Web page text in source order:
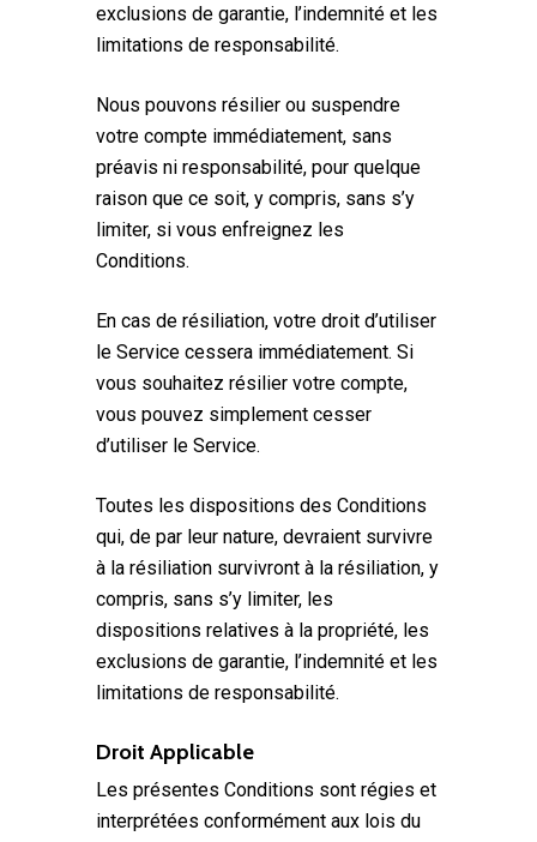
exclusions de garantie, l’indemnité et les
limitations de responsabilité.
Nous pouvons résilier ou suspendre
votre compte immédiatement, sans
préavis ni responsabilité, pour quelque
raison que ce soit, y compris, sans s’y
limiter, si vous enfreignez les
Conditions.
En cas de résiliation, votre droit d’utiliser
le Service cessera immédiatement. Si
vous souhaitez résilier votre compte,
vous pouvez simplement cesser
d’utiliser le Service.
Toutes les dispositions des Conditions
qui, de par leur nature, devraient survivre
à la résiliation survivront à la résiliation, y
compris, sans s’y limiter, les
dispositions relatives à la propriété, les
exclusions de garantie, l’indemnité et les
limitations de responsabilité.
Droit Applicable
Les présentes Conditions sont régies et
interprétées conformément aux lois du